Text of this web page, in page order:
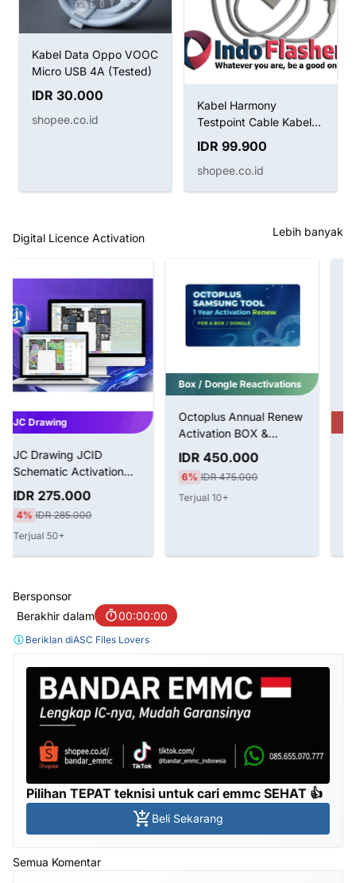
Kabel Data Oppo VOOC
Micro USB 4A (Tested)
IDR 30.000
shopee.co.id
Kabel Harmony
Testpoint Cable Kabel
Boot Huawei
IDR 99.900
shopee.co.id
Digital Licence Activation Lebih banyak
Box / Dongle Reactivations
Octoplus Annual Renew
Activation BOX &
Dongle
IDR 450.000
6% IDR 475.000
Terjual 10+
Z3X SamSTool Online
Tahun Aktivasi
IDR 1.100.000
Terjual 5+
Bersponsor
Berakhir dalam
00:00:00
Beriklan diASC Files Lovers
Pilihan TEPAT teknisi untuk cari emmc SEHAT 👍
Beli Sekarang
Semua Komentar